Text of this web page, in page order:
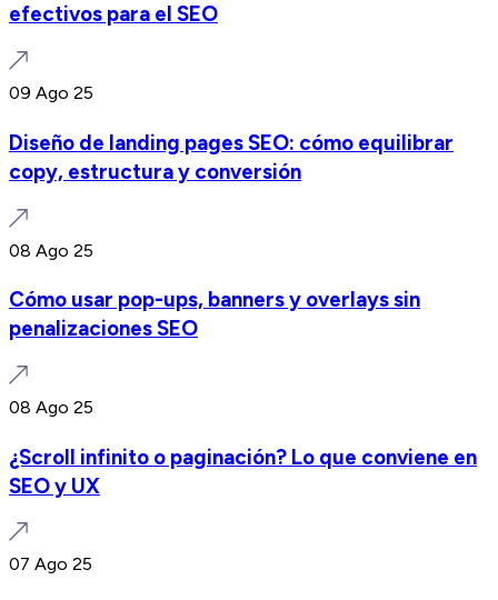
efectivos para el SEO
09 Ago 25
Diseño de landing pages SEO: cómo equilibrar
copy, estructura y conversión
08 Ago 25
Cómo usar pop-ups, banners y overlays sin
penalizaciones SEO
08 Ago 25
¿Scroll infinito o paginación? Lo que conviene en
SEO y UX
07 Ago 25